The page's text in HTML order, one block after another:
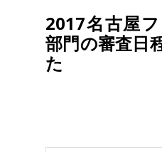
2017名古屋
部門の審査日
た